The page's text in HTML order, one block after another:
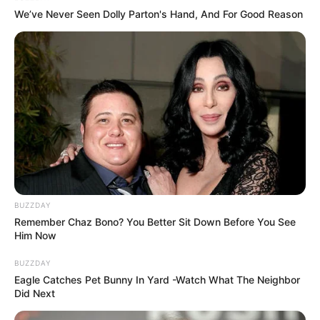
IDENTIDAD
Hasta el momento, nadie ha llegado a
reclamarla. No lleva identificación, solo una
medalla que cuelga de su cuello y un rostro que
parece pedir perdón. En el barrio se dice que
“no es de por aquí”, lo que sugiere que fue
“sembrada” en ese lugar tras ser ultimada en
otro sitio.
EL BARRIO SE
INDIGNA: “¡PODRÍA
SER MI HIJA, MI
We’ve Never Seen Dolly Parton's Hand, And For Good Reason
BUZZDAY
Remember Chaz Bono? You Better Sit Down Before You See
Him Now
BUZZDAY
Eagle Catches Pet Bunny In Yard -Watch What The Neighbor
Did Next